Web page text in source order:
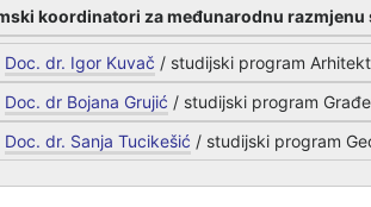
koordinatori za međunarodnu razmjenu
Doc. dr. Igor Kuvač / studijski program
Doc. dr Bojana Grujić / studijski program
Doc. dr. Sanja Tucikešić / studijski program